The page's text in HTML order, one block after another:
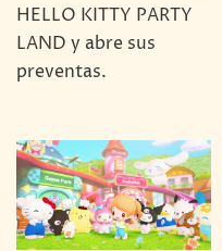
HELLO KITTY PARTY
LAND y abre sus
preventas.